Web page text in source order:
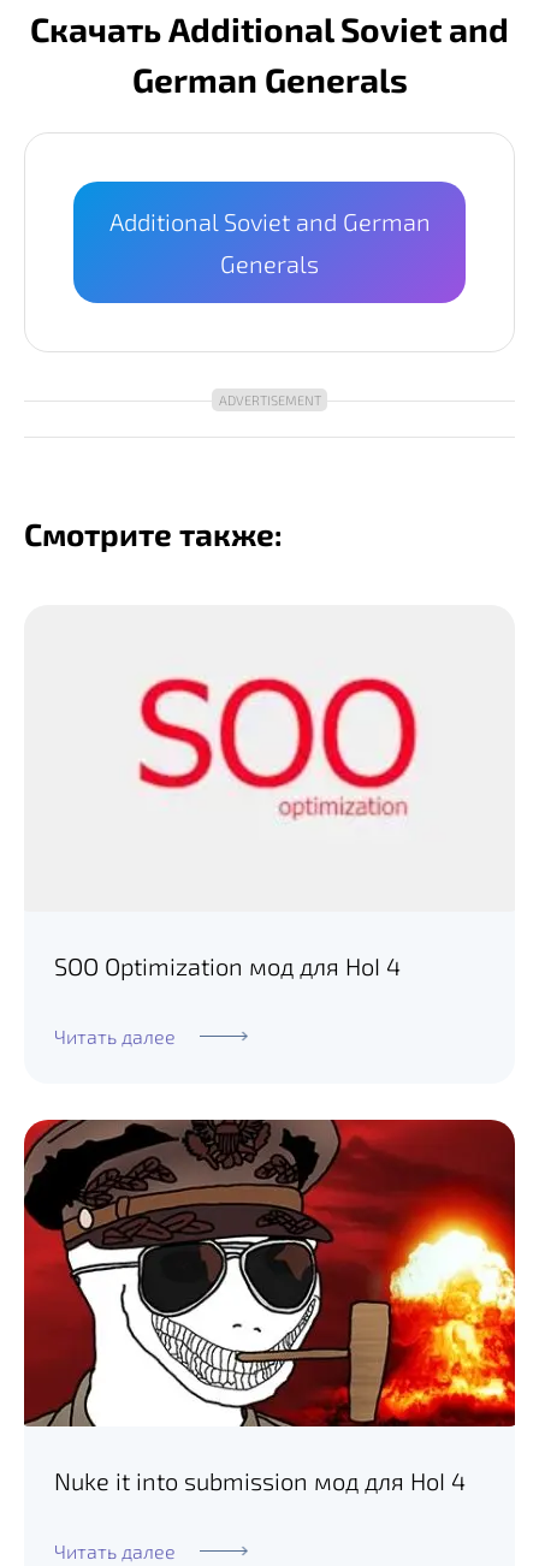
Скачать Additional Soviet and
German Generals
Additional Soviet and German
Generals
Смотрите также:
SOO Optimization мод для HoI 4
Читать далее
Nuke it into submission мод для HoI 4
Читать далее